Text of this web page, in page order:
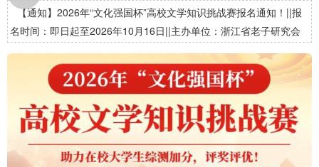
【通知】2026年“文化强国杯”高校文学知识挑战赛报名通知！||报
名时间：即日起至2026年10月16日||主办单位：浙江省老子研究会